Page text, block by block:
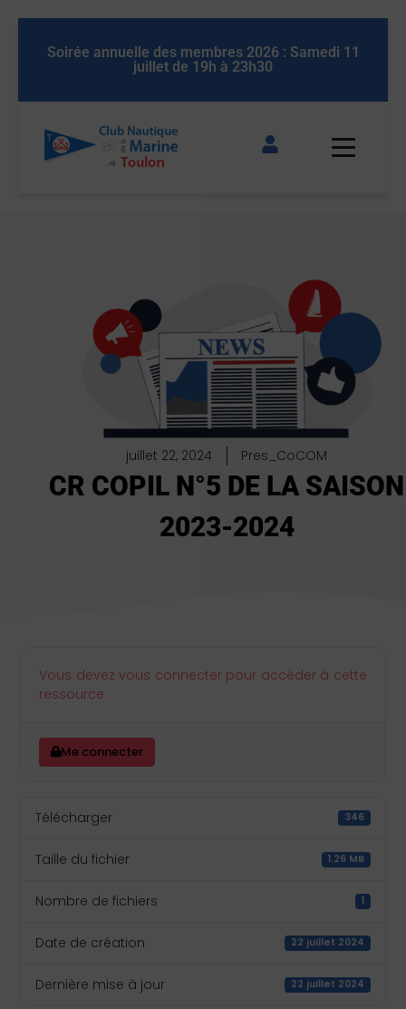
annuelle des membres 2026 : Samedi 11
juillet de 19h à 23h30
Soirée
juillet 22, 2024 Pres_CoCOM
CR COPIL N°5 DE LA SAISON
2023-2024
Vous devez vous connecter pour accéder à cette
ressource
Me connecter
Télécharger 346
Taille du fichier 1.26 MB
Nombre de fichiers 1
Date de création 22 juillet 2024
Dernière mise à jour 22 juillet 2024